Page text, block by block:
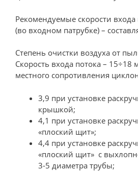
Рекомендуемые скорости
(во входном патрубке) –
Степень очистки воздуха от
Скорость входа потока –
местного сопротивления
3,9 при установке
крышкой;
4,1 при установке
«плоский щит»;
4,4 при установке
«плоский щит» с
3-5 диаметра трубы;